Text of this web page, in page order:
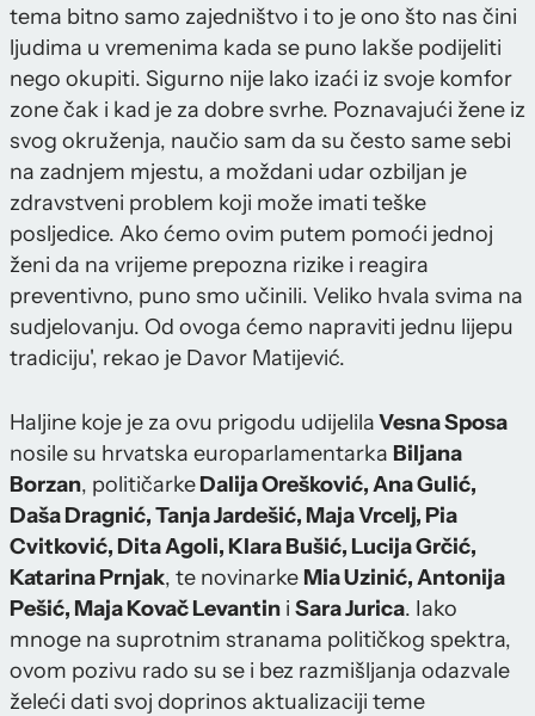
tema bitno samo zajedništvo i to je ono što nas čini
ljudima u vremenima kada se puno lakše podijeliti
nego okupiti. Sigurno nije lako izaći iz svoje komfor
zone čak i kad je za dobre svrhe. Poznavajući žene iz
svog okruženja, naučio sam da su često same sebi
na zadnjem mjestu, a moždani udar ozbiljan je
zdravstveni problem koji može imati teške
posljedice. Ako ćemo ovim putem pomoći jednoj
ženi da na vrijeme prepozna rizike i reagira
preventivno, puno smo učinili. Veliko hvala svima na
sudjelovanju. Od ovoga ćemo napraviti jednu lijepu
tradiciju', rekao je Davor Matijević.
Haljine koje je za ovu prigodu udijelilaVesna Sposa
nosile su hrvatska europarlamentarka Biljana
Borzan, političarkeDalija Orešković, Ana Gulić,
Daša Dragnić, Tanja Jardešić, Maja Vrcelj, Pia
Cvitković, Dita Agoli, Klara Bušić, Lucija Grčić,
Katarina Prnjak, te novinarke Mia Uzinić, Antonija
Pešić, Maja Kovač Levantin i Sara Jurica. Iako
mnoge na suprotnim stranama političkog spektra,
ovom pozivu rado su se i bez razmišljanja odazvale
želeći dati svoj doprinos aktualizaciji teme